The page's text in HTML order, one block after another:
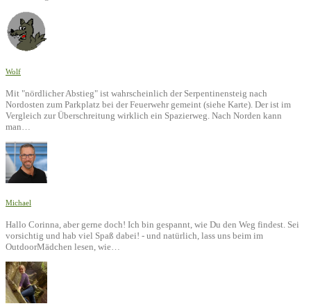
Wolf
Mit "nördlicher Abstieg" ist wahrscheinlich der Serpentinensteig nach
Nordosten zum Parkplatz bei der Feuerwehr gemeint (siehe Karte). Der ist im
Vergleich zur Überschreitung wirklich ein Spazierweg. Nach Norden kann
man…
Michael
Hallo Corinna, aber gerne doch! Ich bin gespannt, wie Du den Weg findest. Sei
vorsichtig und hab viel Spaß dabei! - und natürlich, lass uns beim im
OutdoorMädchen lesen, wie…